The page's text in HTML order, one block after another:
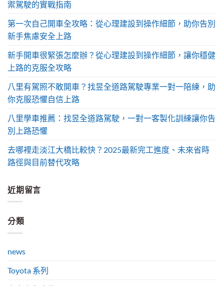
禦駕駛的實戰指南
第一次自己開車全攻略：從心理建設到操作細節，助你告別
新手焦慮安全上路
新手開車很緊張怎麼辦？從心理建設到操作細節，讓你穩健
上路的克服全攻略
八里有駕照不敢開車？找昱全道路駕駛專業一對一陪練，助
你克服恐懼自信上路
八里學車推薦：找昱全道路駕駛，一對一客製化訓練讓你告
別上路恐懼
去哪裡走淡江大橋比較快？2025最新完工進度、未來省時
路徑與目前替代攻略
近期留言
分類
news
Toyota 系列